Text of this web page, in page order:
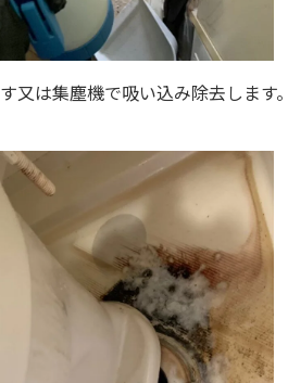
は集塵機で吸い込み除去します。